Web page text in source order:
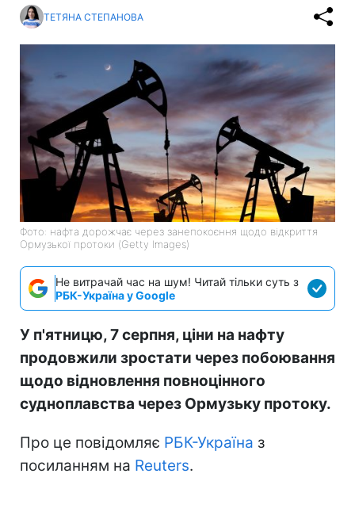
ТЕТЯНА СТЕПАНОВА
Фото: нафта дорожчає через занепокоєння щодо відкриття
Ормузької протоки (Getty Images)
Не витрачай час на шум! Читай тільки суть з
РБК-Україна у Google
У п'ятницю, 7 серпня, ціни на нафту
продовжили зростати через побоювання
щодо відновлення повноцінного
судноплавства через Ормузьку протоку.
Про це повідомляє РБК-Україна з
посиланням на Reuters.